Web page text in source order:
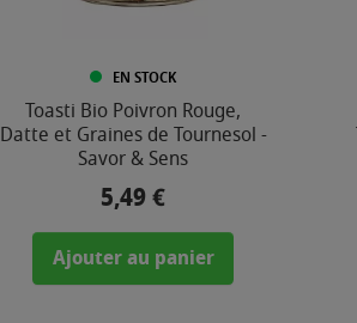
COMPOSITION
EN STOCK
Toasti Bio Poivron Rouge,
Datte et Graines de Tournesol -
Savor & Sens
Prix
5,49 €
Ajouter au panier